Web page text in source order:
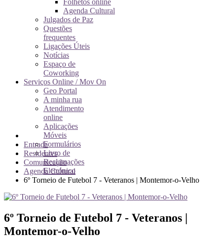
Folhetos online
Agenda Cultural
Julgados de Paz
Questões
frequentes
Ligações Úteis
Notícias
Espaço de
Coworking
Serviços Online / Mov On
Geo Portal
A minha rua
Atendimento
online
Aplicações
Móveis
Formulários
Livro de
Reclamações
Eletrónico
Entrada
Residentes
Comunicação
Agenda Cultural
6º Torneio de Futebol 7 - Veteranos | Montemor-o-Velho
6º Torneio de Futebol 7 - Veteranos |
Montemor-o-Velho